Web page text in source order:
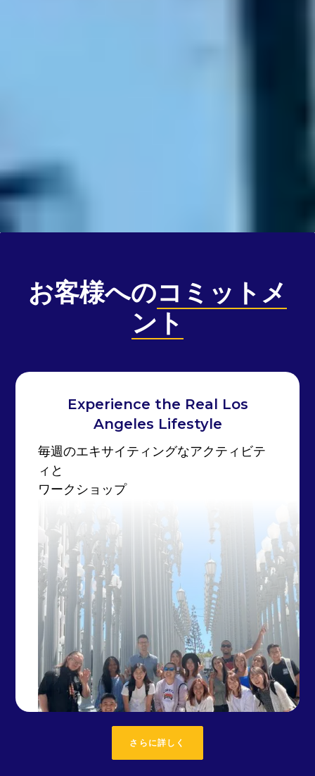
お客様へのコミットメ
ント
Experience the Real Los
Angeles Lifestyle
毎週のエキサイティングなアクティビテ
ィと
ワークショップ
さらに詳しく